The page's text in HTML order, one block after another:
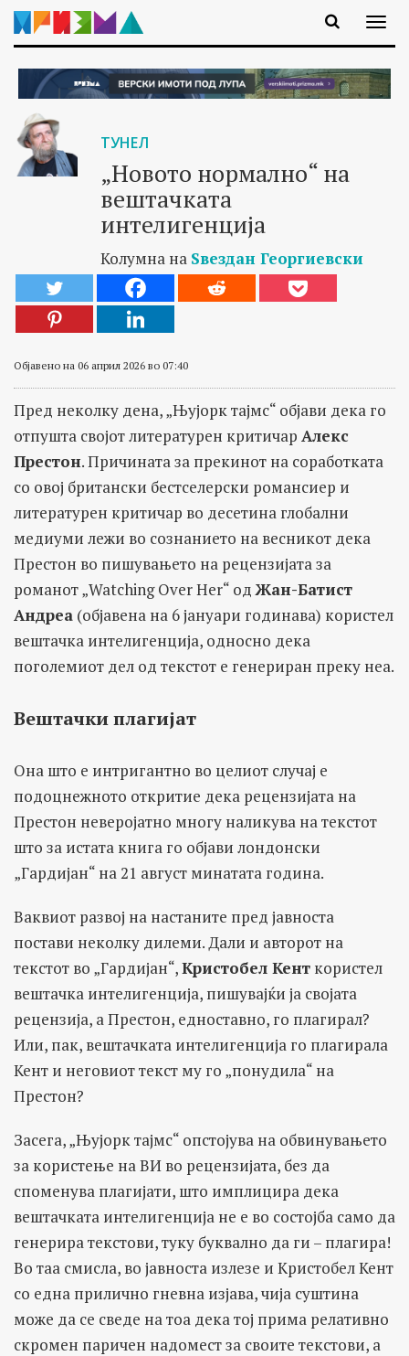
ТУНЕЛ
„Новото нормално“ на
вештачката
интелигенција
Колумна на Ѕвездан Георгиевски
Објавено на 06 април 2026 во 07:40
Пред неколку дена, „Њујорк тајмс“ објави дека го
отпушта својот литературен критичар Алекс
Престон. Причината за прекинот на соработката
со овој британски бестселерски романсиер и
литературен критичар во десетина глобални
медиуми лежи во сознанието на весникот дека
Престон во пишувањето на рецензијата за
романот „Watching Over Her“ одЖан-Батист
Андреа (објавена на 6 јануари годинава) користел
вештачка интелигенција, односно дека
поголемиот дел од текстот е генериран преку неа.
Вештачки плагијат
Она што е интригантно во целиот случај е
подоцнежното откритие дека рецензијата на
Престон неверојатно многу наликува на текстот
што за истата книга го објави лондонски
„Гардијан“ на 21 август минатата година.
Ваквиот развој на настаните пред јавноста
постави неколку дилеми. Дали и авторот на
текстот во „Гардијан“,Кристобел Кент користел
вештачка интелигенција, пишувајќи ја својата
рецензија, а Престон, едноставно, го плагирал?
Или, пак, вештачката интелигенција го плагирала
Кент и неговиот текст му го „понудила“ на
Престон?
Засега, „Њујорк тајмс“ опстојува на обвинувањето
за користење на ВИ во рецензијата, без да
споменува плагијати, што имплицира дека
вештачката интелигенција не е во состојба само да
генерира текстови, туку буквално да ги – плагира!
Во таа смисла, во јавноста излезе и Кристобел Кент
со една прилично гневна изјава, чија суштина
може да се сведе на тоа дека тој прима релативно
скромен паричен надомест за своите текстови, а